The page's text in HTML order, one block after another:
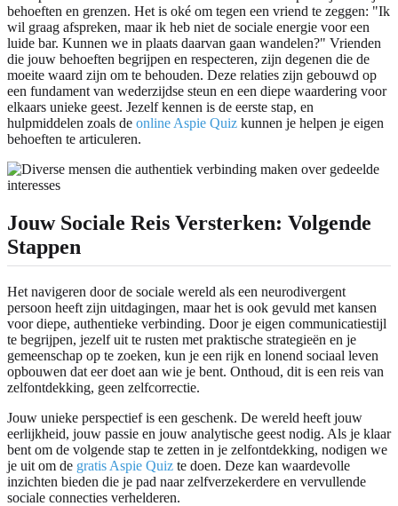
behoeften en grenzen. Het is oké om tegen een vriend te zeggen: "Ik
wil graag afspreken, maar ik heb niet de sociale energie voor een
luide bar. Kunnen we in plaats daarvan gaan wandelen?" Vrienden
die jouw behoeften begrijpen en respecteren, zijn degenen die de
moeite waard zijn om te behouden. Deze relaties zijn gebouwd op
een fundament van wederzijdse steun en een diepe waardering voor
elkaars unieke geest. Jezelf kennen is de eerste stap, en
hulpmiddelen zoals de online Aspie Quiz kunnen je helpen je eigen
behoeften te articuleren.
Jouw Sociale Reis Versterken: Volgende
Stappen
Het navigeren door de sociale wereld als een neurodivergent
persoon heeft zijn uitdagingen, maar het is ook gevuld met kansen
voor diepe, authentieke verbinding. Door je eigen communicatiestijl
te begrijpen, jezelf uit te rusten met praktische strategieën en je
gemeenschap op te zoeken, kun je een rijk en lonend sociaal leven
opbouwen dat eer doet aan wie je bent. Onthoud, dit is een reis van
zelfontdekking, geen zelfcorrectie.
Jouw unieke perspectief is een geschenk. De wereld heeft jouw
eerlijkheid, jouw passie en jouw analytische geest nodig. Als je klaar
bent om de volgende stap te zetten in je zelfontdekking, nodigen we
je uit om de gratis Aspie Quiz te doen. Deze kan waardevolle
inzichten bieden die je pad naar zelfverzekerdere en vervullende
sociale connecties verhelderen.